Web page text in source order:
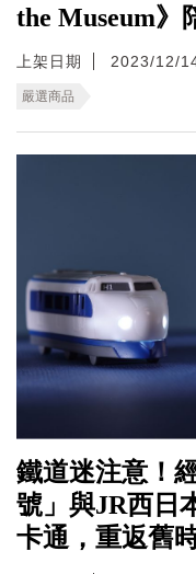
the Museum》
上架日期 2023/12/
嚴選商品
鐵道迷注意！
號」與JR西日
卡通，重返舊